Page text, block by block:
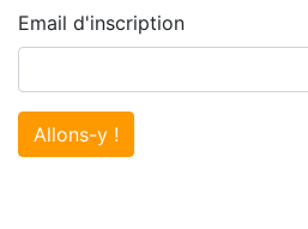
Email d'inscription
Allons-y !